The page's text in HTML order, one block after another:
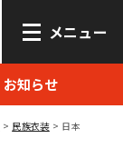
メニュー
お知らせ
Language
民族衣装 日本